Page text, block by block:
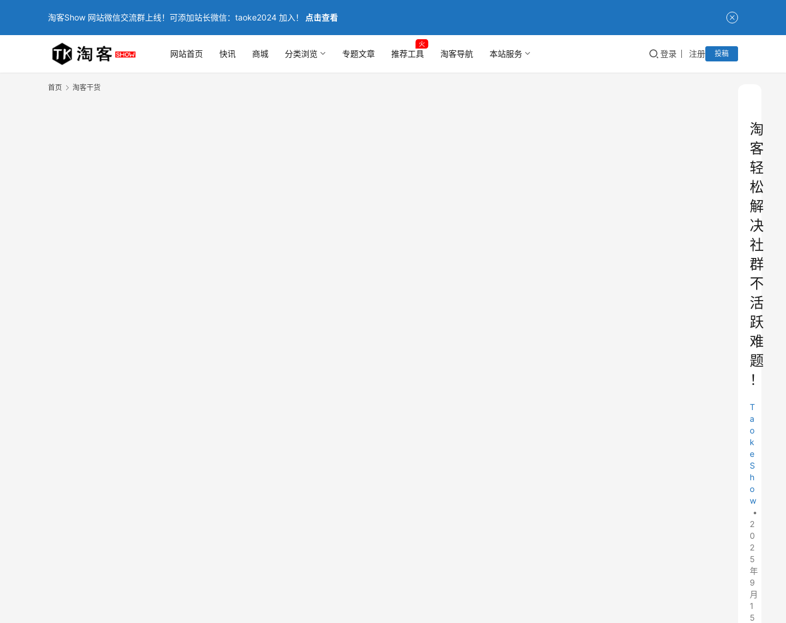
淘客Show 网站微信交流群上线！可添加站长微信：taoke2024 加入！ 点击查看
网站首页 快讯 商城 分类浏览 专题文章 推荐工具
火
淘客导航 本站服务 登录 注册 投稿
首页 淘客干货
淘
客
轻
松
解
决
社
群
不
活
跃
难
题
！
T
a
o
k
e
S
h
o
w
•
2
0
2
5
年
9
月
1
5